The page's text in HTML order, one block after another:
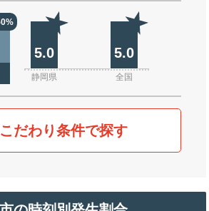
5.0 5.0
静岡県 全国
こだわり条件で探す